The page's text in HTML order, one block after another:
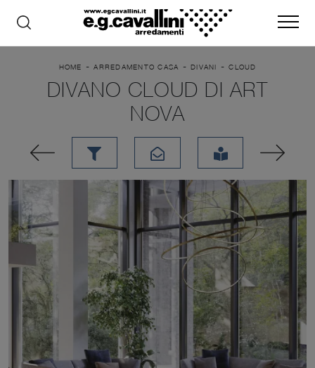
HOME -ARREDAMENTO CASA - DIVANI -CLOUD
DIVANO CLOUD DI ART
NOVA